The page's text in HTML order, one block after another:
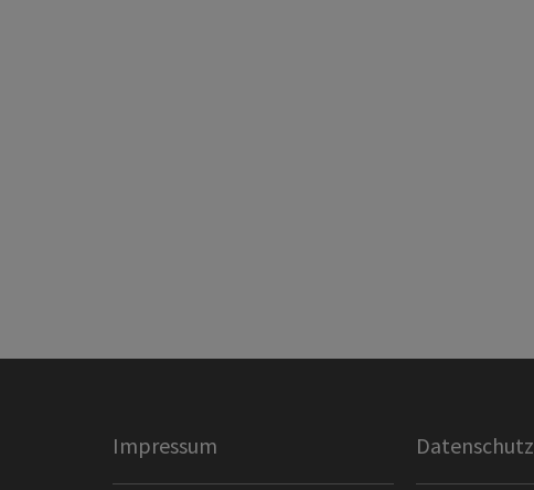
Impressum Datenschutz